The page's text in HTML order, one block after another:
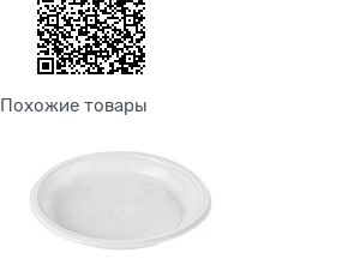
Похожие товары